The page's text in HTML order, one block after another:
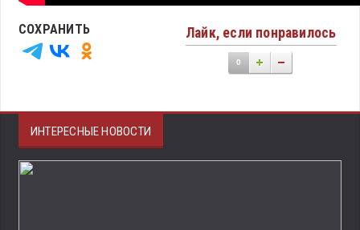
Лайк, если понравилось
0
СОХРАНИТЬ
ИНТЕРЕСНЫЕ НОВОСТИ